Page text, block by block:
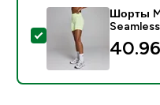
- Шорты MP
Шорты